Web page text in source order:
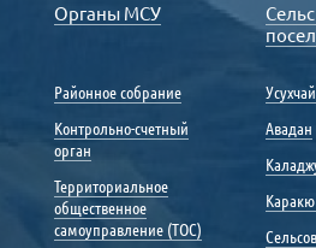
Органы МСУ
Районное собрание
Контрольно-счетный
орган
Территориальное
общественное
самоуправление (ТОС)
Усухчай
Авадан